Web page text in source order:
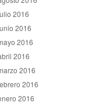
2016
2016
2016
2016
2016
2016
2016